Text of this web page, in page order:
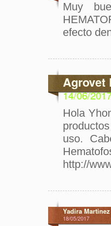
Muy
efecto
Agrovet
14/06/
Hola
uso.
http://
Yadira Martinez
18/05/2017